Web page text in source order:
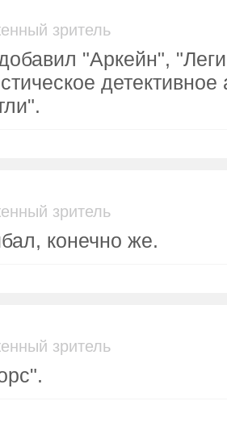
зритель
"Аркейн",
детективное
зритель
конечно же.
зритель